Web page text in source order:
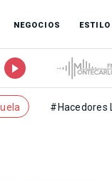
NEGOCIOS
#Hacedores